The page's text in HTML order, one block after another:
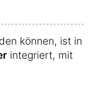
können, ist in
integriert, mit